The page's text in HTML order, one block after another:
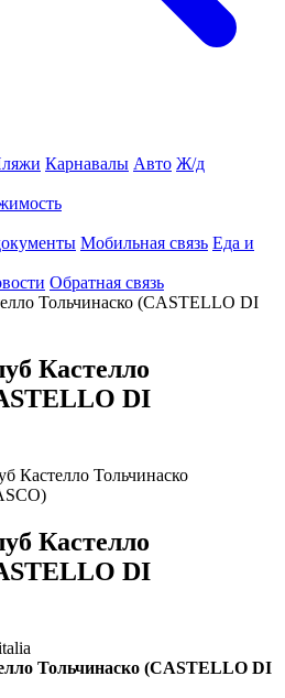
Карнавалы Авто Ж/д
Мобильная связь Еда и
Обратная связь
Кастелло
DI
Кастелло Тольчинаско
Кастелло
DI
Тольчинаско (CASTELLO DI